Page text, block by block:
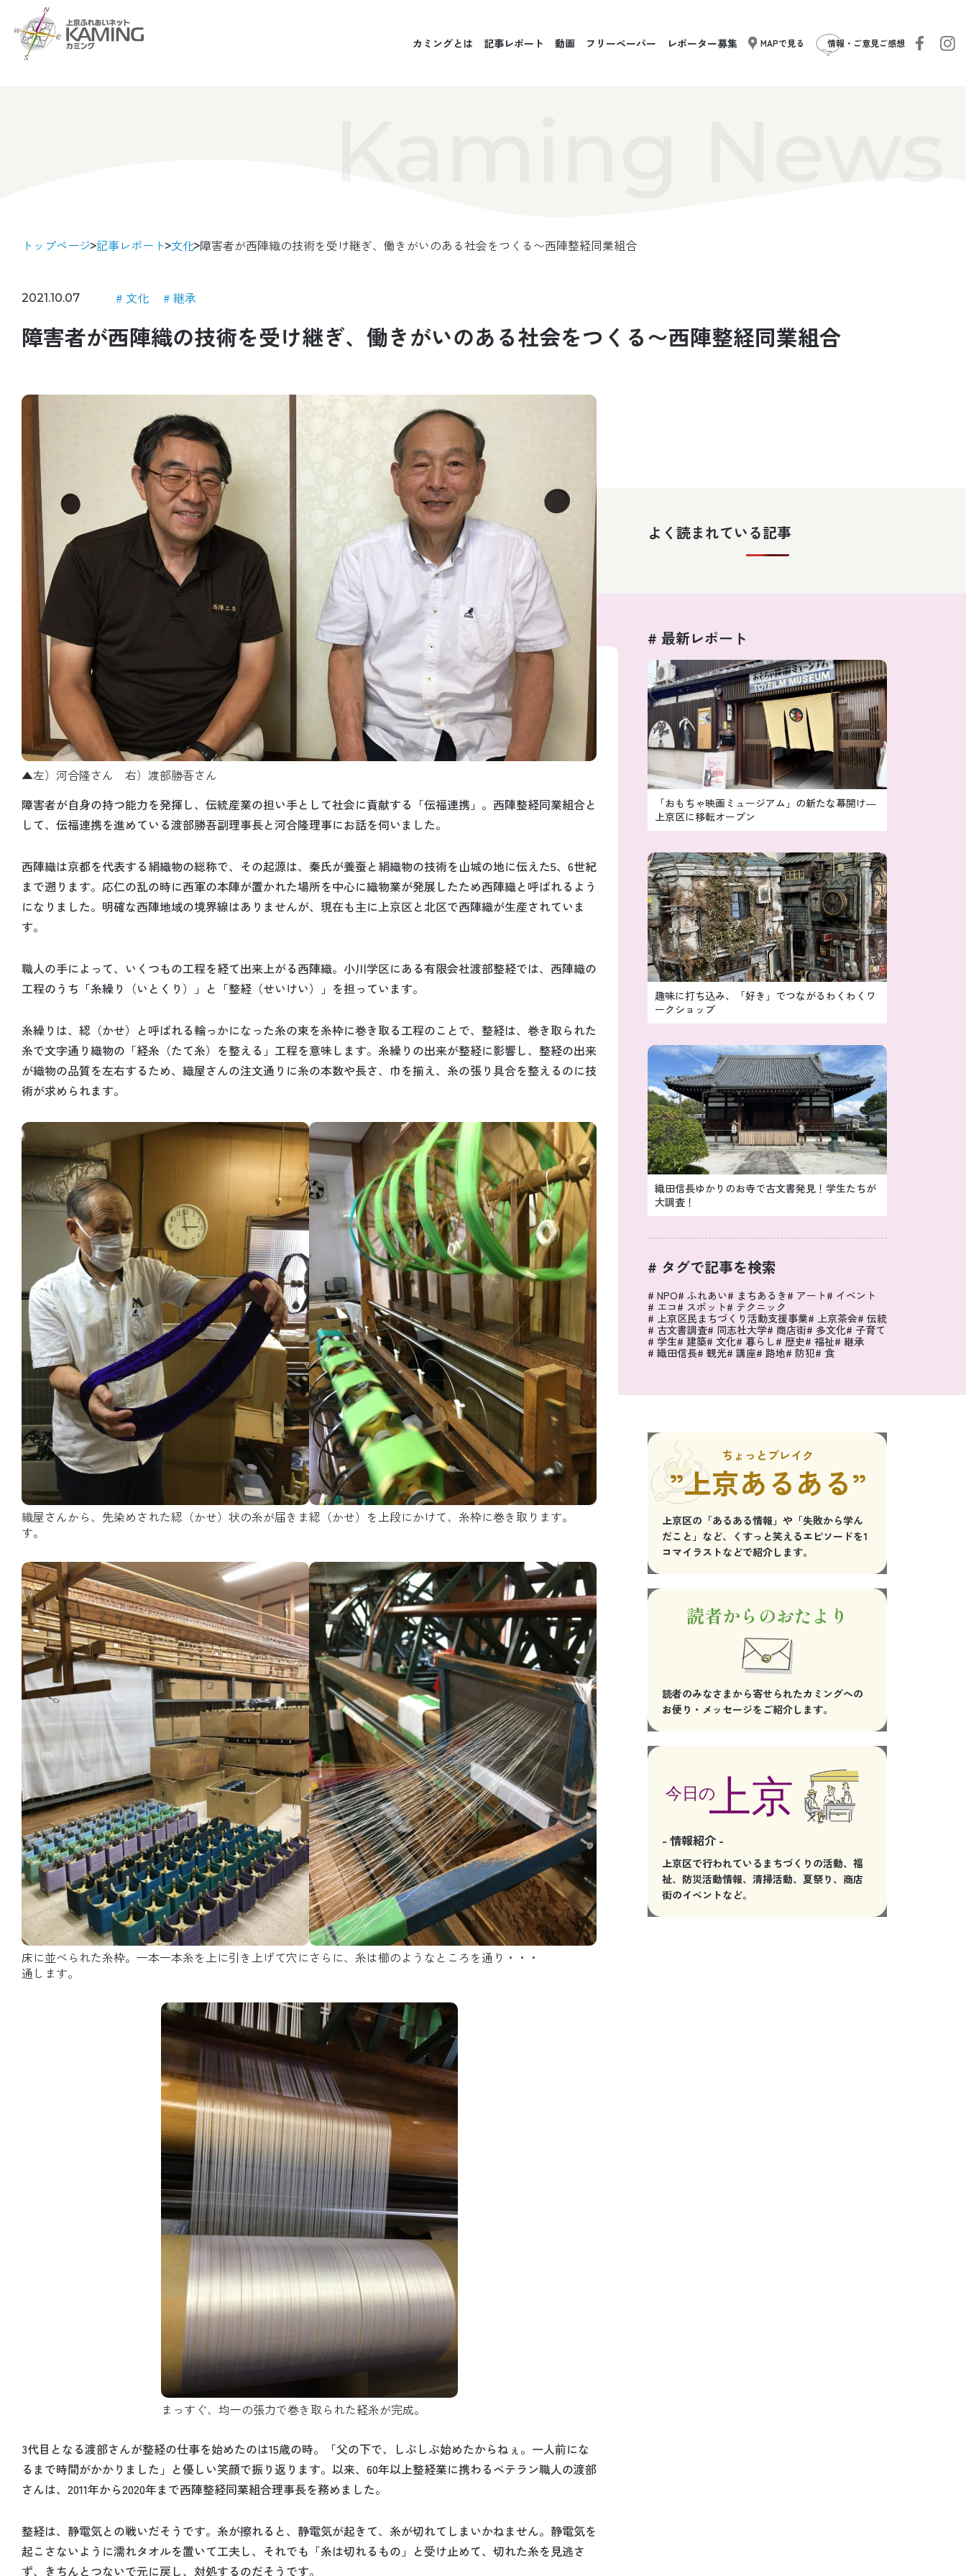
カミングとは 記事レポート 動画 フリーペーパー レポーター募集 MAPで見る 情報・ご意見ご感想
Kaming News
トップページ 記事レポート 文化 障害者が西陣織の技術を受け継ぎ、働きがいのある社会をつくる〜西陣整経同業組合
2021.10.07 文化 継承
障害者が西陣織の技術を受け継ぎ、働きがいのある社会をつくる〜西陣整経同業組合
▲左）河合隆さん 右）渡部勝吾さん
障害者が自身の持つ能力を発揮し、伝統産業の担い手として社会に貢献する「伝福連携」。西陣整経同業組合と
して、伝福連携を進めている渡部勝吾副理事長と河合隆理事にお話を伺いました。
西陣織は京都を代表する絹織物の総称で、その起源は、秦氏が養蚕と絹織物の技術を山城の地に伝えた5、6世紀
まで遡ります。応仁の乱の時に西軍の本陣が置かれた場所を中心に織物業が発展したため西陣織と呼ばれるよう
になりました。明確な西陣地域の境界線はありませんが、現在も主に上京区と北区で西陣織が生産されていま
す。
職人の手によって、いくつもの工程を経て出来上がる西陣織。小川学区にある有限会社渡部整経では、西陣織の
工程のうち「糸繰り（いとくり）」と「整経（せいけい）」を担っています。
糸繰りは、綛（かせ）と呼ばれる輪っかになった糸の束を糸枠に巻き取る工程のことで、整経は、巻き取られた
糸で文字通り織物の「経糸（たて糸）を整える」工程を意味します。糸繰りの出来が整経に影響し、整経の出来
が織物の品質を左右するため、織屋さんの注文通りに糸の本数や長さ、巾を揃え、糸の張り具合を整えるのに技
術が求められます。
織屋さんから、先染めされた綛（かせ）状の糸が届きま
す。
綛（かせ）を上段にかけて、糸枠に巻き取ります。
床に並べられた糸枠。一本一本糸を上に引き上げて穴に
通します。
さらに、糸は櫛のようなところを通り・・・
まっすぐ、均一の張力で巻き取られた経糸が完成。
3代目となる渡部さんが整経の仕事を始めたのは15歳の時。「父の下で、しぶしぶ始めたからねぇ。一人前にな
るまで時間がかかりました」と優しい笑顔で振り返ります。以来、60年以上整経業に携わるベテラン職人の渡部
さんは、2011年から2020年まで西陣整経同業組合理事長を務めました。
整経は、静電気との戦いだそうです。糸が擦れると、静電気が起きて、糸が切れてしまいかねません。静電気を
起こさないように濡れタオルを置いて工夫し、それでも「糸は切れるもの」と受け止めて、切れた糸を見逃さ
ず、きちんとつないで元に戻し、対処するのだそうです。
よく読まれている記事
# 最新レポート
「おもちゃ映画ミュージアム」の新たな幕開け―
上京区に移転オープン
趣味に打ち込み、「好き」でつながるわくわくワ
ークショップ
織田信長ゆかりのお寺で古文書発見！学生たちが
大調査！
# タグで記事を検索
NPO ふれあい まちあるき アート
イベント
エコ
スポット
テクニック
上京区民まちづくり活動支援事業
上京茶会
伝統
古文書調査
同志社大学 商店街 多文化
子育て
学生
建築 文化 暮らし 歴史 福祉
継承
織田信長
観光 講座 路地 防犯 食
ちょっとブレイク
”上京あるある”
上京区の「あるある情報」や「失敗から学ん
だこと」など、くすっと笑えるエピソードを1
コマイラストなどで紹介します。
読者からのおたより
読者のみなさまから寄せられたカミングへの
お便り・メッセージをご紹介します。
- 情報紹介 -
上京区で行われているまちづくりの活動、福
祉、防災活動情報、清掃活動、夏祭り、商店
街のイベントなど。